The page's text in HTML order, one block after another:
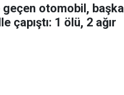
geçen otomobil, başka
çapıştı: 1 ölü, 2 ağır